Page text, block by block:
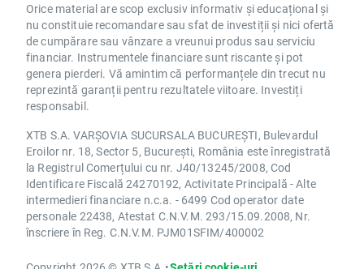
Orice material are scop exclusiv informativ și educațional și
nu constituie recomandare sau sfat de investiții și nici ofertă
de cumpărare sau vânzare a vreunui produs sau serviciu
financiar. Instrumentele financiare sunt riscante și pot
genera pierderi. Vă amintim că performanțele din trecut nu
reprezintă garanții pentru rezultatele viitoare. Investiți
responsabil.
XTB S.A. VARȘOVIA SUCURSALA BUCUREȘTI, Bulevardul
Eroilor nr. 18, Sector 5, București, România este înregistrată
la Registrul Comerțului cu nr. J40/13245/2008, Cod
Identificare Fiscală 24270192, Activitate Principală - Alte
intermedieri financiare n.c.a. - 6499 Cod operator date
personale 22438, Atestat C.N.V.M. 293/15.09.2008, Nr.
înscriere în Reg. C.N.V.M. PJM01SFIM/400002